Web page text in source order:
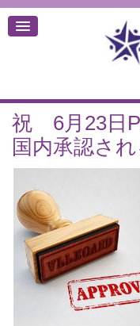
祝 6月23日
国内承認され